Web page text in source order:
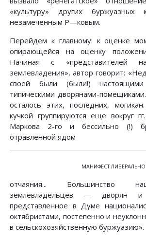
«культуру» других буржуазных
незамеченным Ρ—ковым.
Перейдем к главному: к оценке
опирающейся на оценку
Начиная с «представителей
землевладения», автор говорит:
своей были (были!) настоящими
типическими дворянами-
осталось этих, последних,
кучкой группируются еще вокруг
Маркова 2-го и бессильно (!)
отравленной ядом
МАНИФЕСТ
отчаяния... Большинство
землевладельцев — дворян
представленное в Думе
октябристами, постепенно и
в сельскохозяйственную буржуазию».